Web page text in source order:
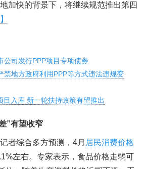
加快的背景下，将继续规范推出第四
公司发行PPP项目专项债券
禁地方政府利用PPP等方式违法违规变
目入库 新一轮扶持政策有望推出
”有望收窄
者综合多方预测，4月 居民消费价格
左右。专家表示，食品价格走弱可